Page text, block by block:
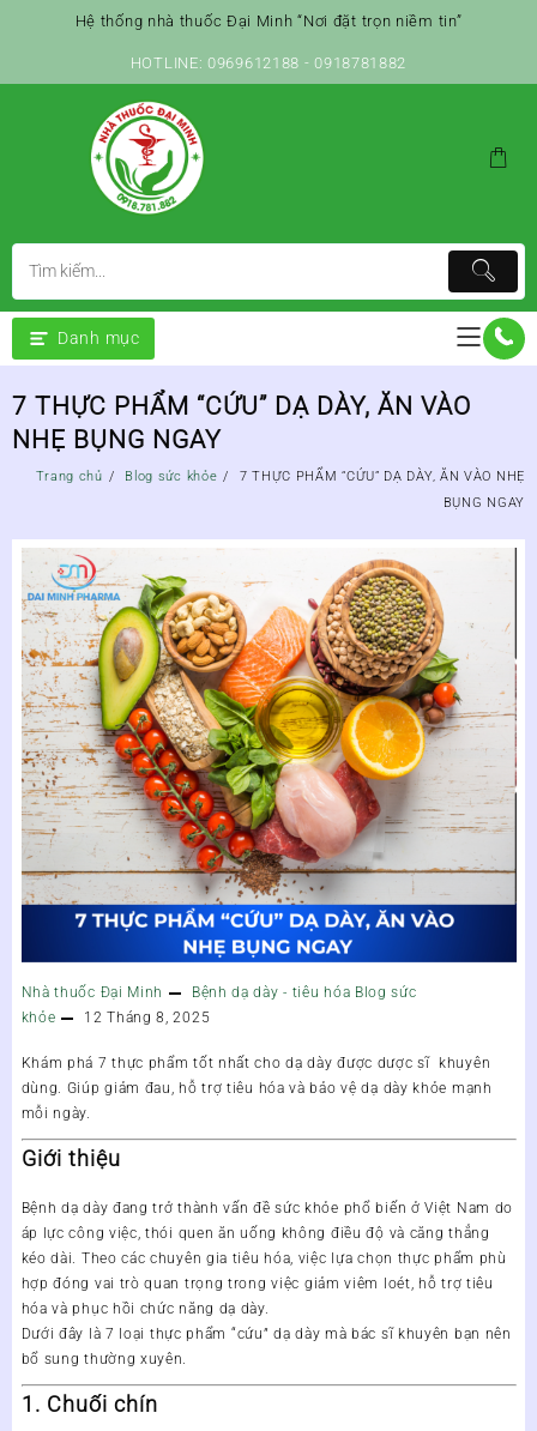
Hệ thống nhà thuốc Đại Minh “Nơi đặt trọn niềm tin”
HOTLINE: 0969612188 - 0918781882
Danh mục
7 THỰC PHẨM “CỨU” DẠ DÀY, ĂN VÀO
NHẸ BỤNG NGAY
Trang chủ Blog sức khỏe
7 THỰC PHẨM “CỨU” DẠ DÀY, ĂN VÀO NHẸ
BỤNG NGAY
Nhà thuốc Đại Minh Bệnh dạ dày - tiêu hóa Blog sức
khỏe
12 Tháng 8, 2025
Khám phá 7 thực phẩm tốt nhất cho dạ dày được dược sĩ khuyên
dùng. Giúp giảm đau, hỗ trợ tiêu hóa và bảo vệ dạ dày khỏe mạnh
mỗi ngày.
Giới thiệu
Bệnh dạ dày đang trở thành vấn đề sức khỏe phổ biến ở Việt Nam do
áp lực công việc, thói quen ăn uống không điều độ và căng thẳng
kéo dài. Theo các chuyên gia tiêu hóa, việc lựa chọn thực phẩm phù
hợp đóng vai trò quan trọng trong việc giảm viêm loét, hỗ trợ tiêu
hóa và phục hồi chức năng dạ dày.
Dưới đây là 7 loại thực phẩm “cứu” dạ dày mà bác sĩ khuyên bạn nên
bổ sung thường xuyên.
1. Chuối chín